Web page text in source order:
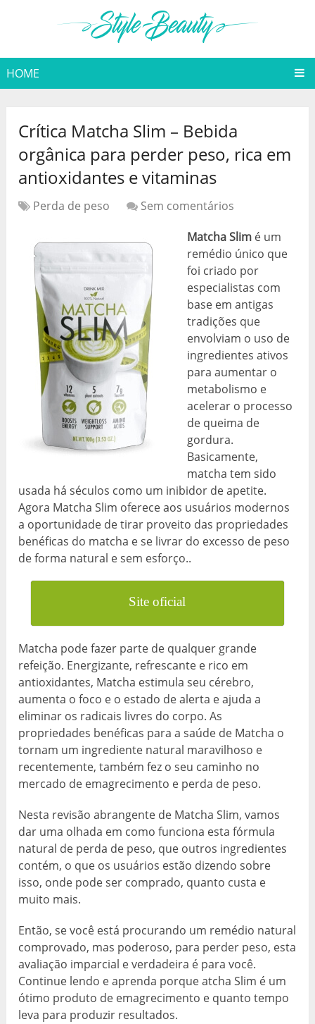
HOME
Crítica Matcha Slim – Bebida
orgânica para perder peso, rica em
antioxidantes e vitaminas
Perda de peso
Sem comentários
Matcha Slim é um
remédio único que
foi criado por
especialistas com
base em antigas
tradições que
envolviam o uso de
ingredientes ativos
para aumentar o
metabolismo e
acelerar o processo
de queima de
gordura.
Basicamente,
matcha tem sido
usada há séculos como um inibidor de apetite.
Agora Matcha Slim oferece aos usuários modernos
a oportunidade de tirar proveito das propriedades
benéficas do matcha e se livrar do excesso de peso
de forma natural e sem esforço..
Site oficial
Matcha pode fazer parte de qualquer grande
refeição. Energizante, refrescante e rico em
antioxidantes, Matcha estimula seu cérebro,
aumenta o foco e o estado de alerta e ajuda a
eliminar os radicais livres do corpo. As
propriedades benéficas para a saúde de Matcha o
tornam um ingrediente natural maravilhoso e
recentemente, também fez o seu caminho no
mercado de emagrecimento e perda de peso.
Nesta revisão abrangente de Matcha Slim, vamos
dar uma olhada em como funciona esta fórmula
natural de perda de peso, que outros ingredientes
contém, o que os usuários estão dizendo sobre
isso, onde pode ser comprado, quanto custa e
muito mais.
Então, se você está procurando um remédio natural
comprovado, mas poderoso, para perder peso, esta
avaliação imparcial e verdadeira é para você.
Continue lendo e aprenda porque atcha Slim é um
ótimo produto de emagrecimento e quanto tempo
leva para produzir resultados.